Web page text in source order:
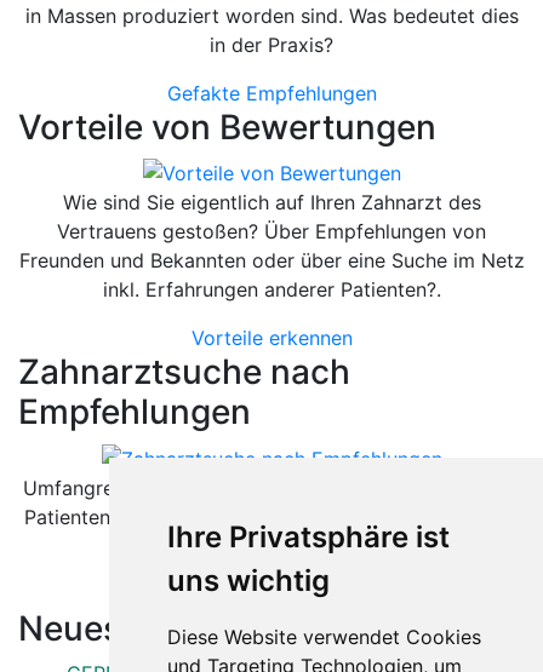
Ihre Privatsphäre ist
uns wichtig
Diese Website verwendet Cookies
und Targeting Technologien, um
in Massen produziert worden sind. Was bedeutet dies
in der Praxis?
Gefakte Empfehlungen
Vorteile von Bewertungen
Wie sind Sie eigentlich auf Ihren Zahnarzt des
Vertrauens gestoßen? Über Empfehlungen von
Freunden und Bekannten oder über eine Suche im Netz
inkl. Erfahrungen anderer Patienten?.
Vorteile erkennen
Zahnarztsuche nach
Empfehlungen
Umfangreiche Bewertungsplattformen sind sowohl für
Patienten als auch für Zahnärzte äußerst hilfreich. Wie
können diese helfen.
Besser als gedacht
Neueste Artikel: